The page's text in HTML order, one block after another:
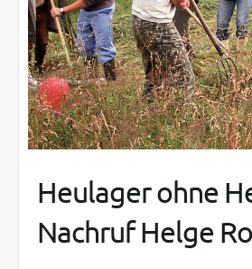
Heulager ohne
Nachruf Helge